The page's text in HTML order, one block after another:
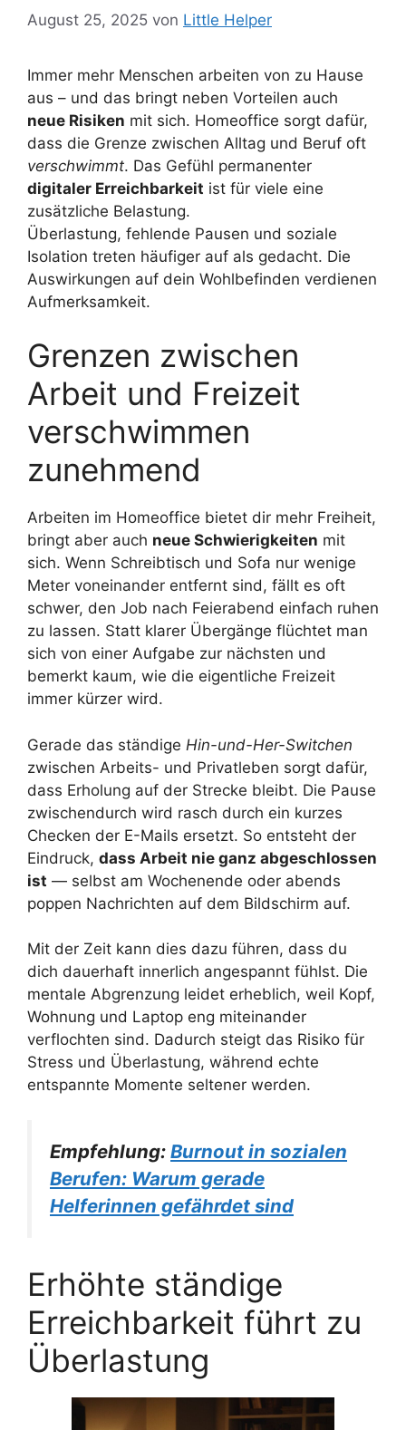
August 25, 2025 von Little Helper
Immer mehr Menschen arbeiten von zu Hause
aus – und das bringt neben Vorteilen auch
neue Risiken mit sich. Homeoffice sorgt dafür,
dass die Grenze zwischen Alltag und Beruf oft
verschwimmt. Das Gefühl permanenter
digitaler Erreichbarkeit ist für viele eine
zusätzliche Belastung.
Überlastung, fehlende Pausen und soziale
Isolation treten häufiger auf als gedacht. Die
Auswirkungen auf dein Wohlbefinden verdienen
Aufmerksamkeit.
Grenzen zwischen
Arbeit und Freizeit
verschwimmen
zunehmend
Arbeiten im Homeoffice bietet dir mehr Freiheit,
bringt aber auch neue Schwierigkeiten mit
sich. Wenn Schreibtisch und Sofa nur wenige
Meter voneinander entfernt sind, fällt es oft
schwer, den Job nach Feierabend einfach ruhen
zu lassen. Statt klarer Übergänge flüchtet man
sich von einer Aufgabe zur nächsten und
bemerkt kaum, wie die eigentliche Freizeit
immer kürzer wird.
Gerade das ständige Hin-und-Her-Switchen
zwischen Arbeits- und Privatleben sorgt dafür,
dass Erholung auf der Strecke bleibt. Die Pause
zwischendurch wird rasch durch ein kurzes
Checken der E-Mails ersetzt. So entsteht der
Eindruck, dass Arbeit nie ganz abgeschlossen
ist — selbst am Wochenende oder abends
poppen Nachrichten auf dem Bildschirm auf.
Mit der Zeit kann dies dazu führen, dass du
dich dauerhaft innerlich angespannt fühlst. Die
mentale Abgrenzung leidet erheblich, weil Kopf,
Wohnung und Laptop eng miteinander
verflochten sind. Dadurch steigt das Risiko für
Stress und Überlastung, während echte
entspannte Momente seltener werden.
Empfehlung: Burnout in sozialen
Berufen: Warum gerade
Helferinnen gefährdet sind
Erhöhte ständige
Erreichbarkeit führt zu
Überlastung